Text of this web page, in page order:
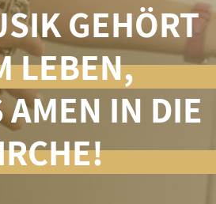
GEHÖRT
LEBEN,
AMEN IN DIE